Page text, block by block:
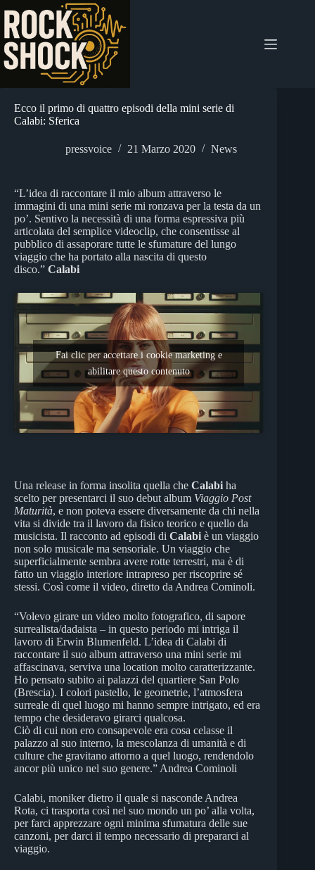
contenuto
Ecco il primo di quattro episodi della mini serie di
Calabi: Sferica
pressvoice 21 Marzo 2020 News
“L’idea di raccontare il mio album attraverso le
immagini di una mini serie mi ronzava per la testa da un
po’. Sentivo la necessità di una forma espressiva più
articolata del semplice videoclip, che consentisse al
pubblico di assaporare tutte le sfumature del lungo
viaggio che ha portato alla nascita di questo
disco.” Calabi
Fai clic per accettare i cookie marketing e
abilitare questo contenuto
Una release in forma insolita quella che Calabi ha
scelto per presentarci il suo debut album Viaggio Post
Maturità, e non poteva essere diversamente da chi nella
vita si divide tra il lavoro da fisico teorico e quello da
musicista. Il racconto ad episodi di Calabi è un viaggio
non solo musicale ma sensoriale. Un viaggio che
superficialmente sembra avere rotte terrestri, ma è di
fatto un viaggio interiore intrapreso per riscoprire sé
stessi. Così come il video, diretto da Andrea Cominoli.
“Volevo girare un video molto fotografico, di sapore
surrealista/dadaista – in questo periodo mi intriga il
lavoro di Erwin Blumenfeld. L’idea di Calabi di
raccontare il suo album attraverso una mini serie mi
affascinava, serviva una location molto caratterizzante.
Ho pensato subito ai palazzi del quartiere San Polo
(Brescia). I colori pastello, le geometrie, l’atmosfera
surreale di quel luogo mi hanno sempre intrigato, ed era
tempo che desideravo girarci qualcosa.
Ciò di cui non ero consapevole era cosa celasse il
palazzo al suo interno, la mescolanza di umanità e di
culture che gravitano attorno a quel luogo, rendendolo
ancor più unico nel suo genere.” Andrea Cominoli
Calabi, moniker dietro il quale si nasconde Andrea
Rota, ci trasporta così nel suo mondo un po’ alla volta,
per farci apprezzare ogni minima sfumatura delle sue
canzoni, per darci il tempo necessario di prepararci al
viaggio.